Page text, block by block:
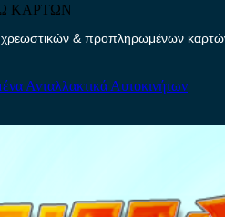
ΚΑΡΤΩΝ
& προπληρωμένων
Ανταλλακτικά Αυτοκινήτων